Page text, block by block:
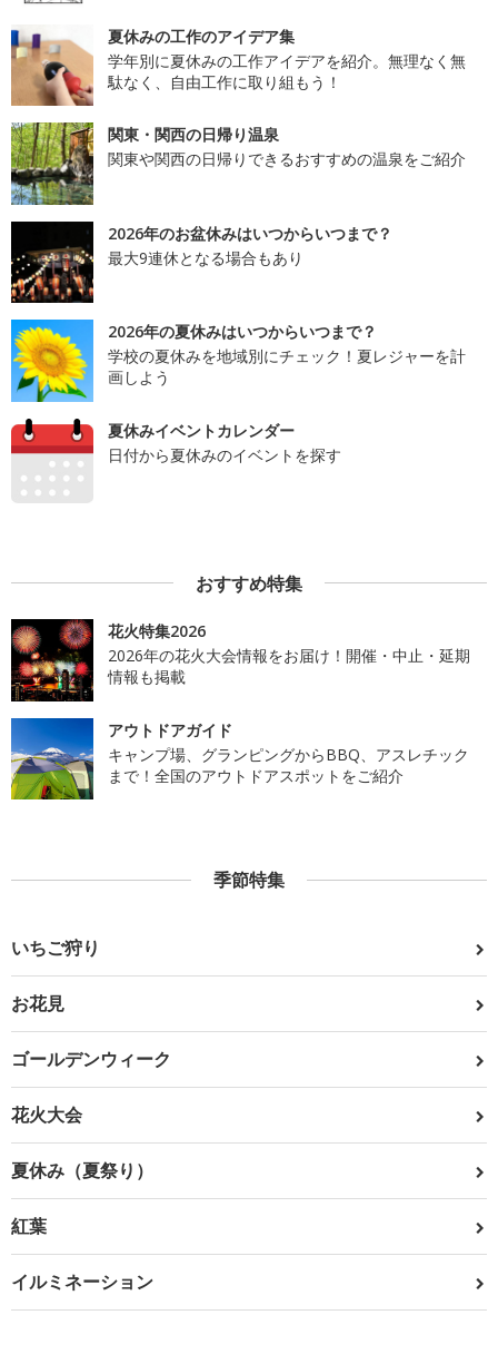
夏休みの工作のアイデア集
学年別に夏休みの工作アイデアを紹介。無理なく無
駄なく、自由工作に取り組もう！
関東・関西の日帰り温泉
関東や関西の日帰りできるおすすめの温泉をご紹介
2026年のお盆休みはいつからいつまで？
最大9連休となる場合もあり
2026年の夏休みはいつからいつまで？
学校の夏休みを地域別にチェック！夏レジャーを計
画しよう
夏休みイベントカレンダー
日付から夏休みのイベントを探す
おすすめ特集
花火特集2026
2026年の花火大会情報をお届け！開催・中止・延期
情報も掲載
アウトドアガイド
キャンプ場、グランピングからBBQ、アスレチック
まで！全国のアウトドアスポットをご紹介
季節特集
いちご狩り
お花見
ゴールデンウィーク
花火大会
夏休み（夏祭り）
紅葉
イルミネーション